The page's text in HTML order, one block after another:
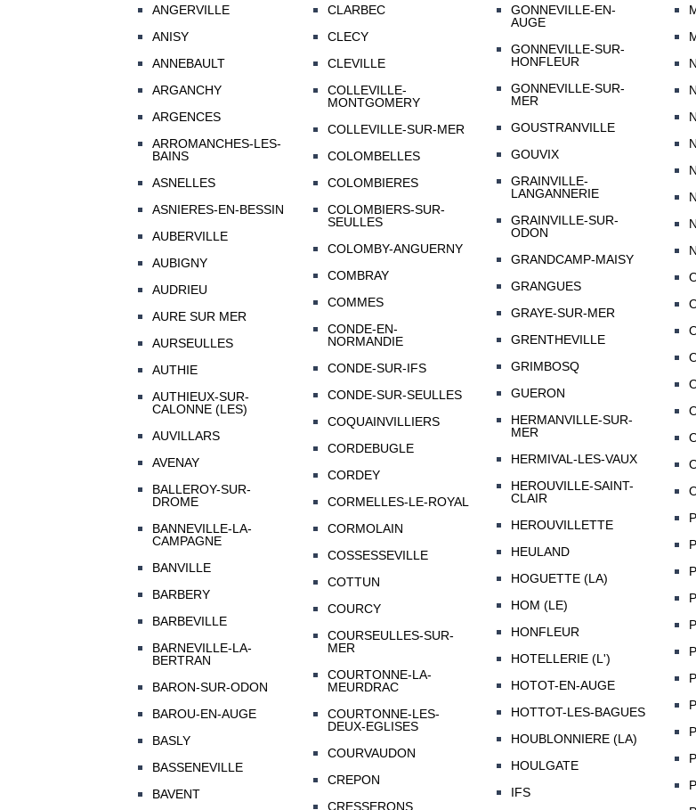
ANGERVILLE
ANISY
ANNEBAULT
ARGANCHY
ARGENCES
ARROMANCHES-LES-
BAINS
ASNELLES
ASNIERES-EN-BESSIN
AUBERVILLE
AUBIGNY
AUDRIEU
AURE SUR MER
AURSEULLES
AUTHIE
AUTHIEUX-SUR-
CALONNE (LES)
AUVILLARS
AVENAY
BALLEROY-SUR-
DROME
BANNEVILLE-LA-
CAMPAGNE
BANVILLE
BARBERY
BARBEVILLE
BARNEVILLE-LA-
BERTRAN
BARON-SUR-ODON
BAROU-EN-AUGE
BASLY
BASSENEVILLE
BAVENT
CLARBEC
CLECY
CLEVILLE
COLLEVILLE-
MONTGOMERY
COLLEVILLE-SUR-MER
COLOMBELLES
COLOMBIERES
COLOMBIERS-SUR-
SEULLES
COLOMBY-ANGUERNY
COMBRAY
COMMES
CONDE-EN-
NORMANDIE
CONDE-SUR-IFS
CONDE-SUR-SEULLES
COQUAINVILLIERS
CORDEBUGLE
CORDEY
CORMELLES-LE-ROYAL
CORMOLAIN
COSSESSEVILLE
COTTUN
COURCY
COURSEULLES-SUR-
MER
COURTONNE-LA-
MEURDRAC
COURTONNE-LES-
DEUX-EGLISES
COURVAUDON
CREPON
CRESSERONS
GONNEVILLE-EN-
AUGE
GONNEVILLE-SUR-
HONFLEUR
GONNEVILLE-SUR-
MER
GOUSTRANVILLE
GOUVIX
GRAINVILLE-
LANGANNERIE
GRAINVILLE-SUR-
ODON
GRANDCAMP-MAISY
GRANGUES
GRAYE-SUR-MER
GRENTHEVILLE
GRIMBOSQ
GUERON
HERMANVILLE-SUR-
MER
HERMIVAL-LES-VAUX
HEROUVILLE-SAINT-
CLAIR
HEROUVILLETTE
HEULAND
HOGUETTE (LA)
HOM (LE)
HONFLEUR
HOTELLERIE (L')
HOTOT-EN-AUGE
HOTTOT-LES-BAGUES
HOUBLONNIERE (LA)
HOULGATE
IFS